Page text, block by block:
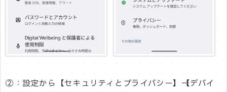
②：設定から【セキュリティとプライバシー】→【デバイ